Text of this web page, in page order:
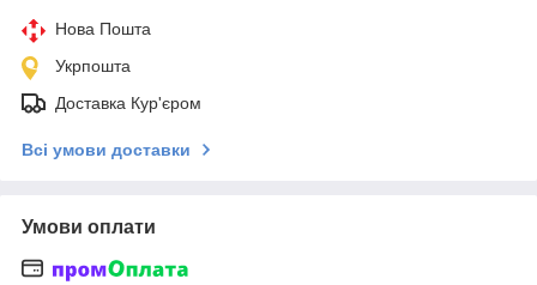
Нова Пошта
Укрпошта
Доставка Кур'єром
Всі умови доставки
Умови оплати